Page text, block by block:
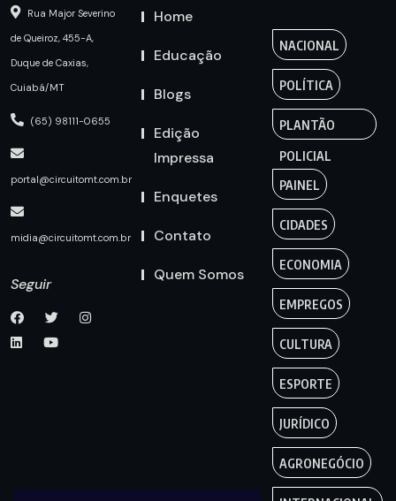
Rua Major Severino
de Queiroz, 455-A,
Duque de Caxias,
Cuiabá/MT
(65) 98111-0655
portal@circuitomt.com.br
midia@circuitomt.com.br
Seguir
Home
Educação
Blogs
Edição
Impressa
Enquetes
Contato
Quem Somos
NACIONAL
POLÍTICA
PLANTÃO
POLICIAL
PAINEL
CIDADES
ECONOMIA
EMPREGOS
CULTURA
ESPORTE
JURÍDICO
AGRONEGÓCIO